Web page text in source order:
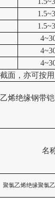
面，亦可按用
烯绝缘钢带
名
聚氯乙烯绝缘聚氯